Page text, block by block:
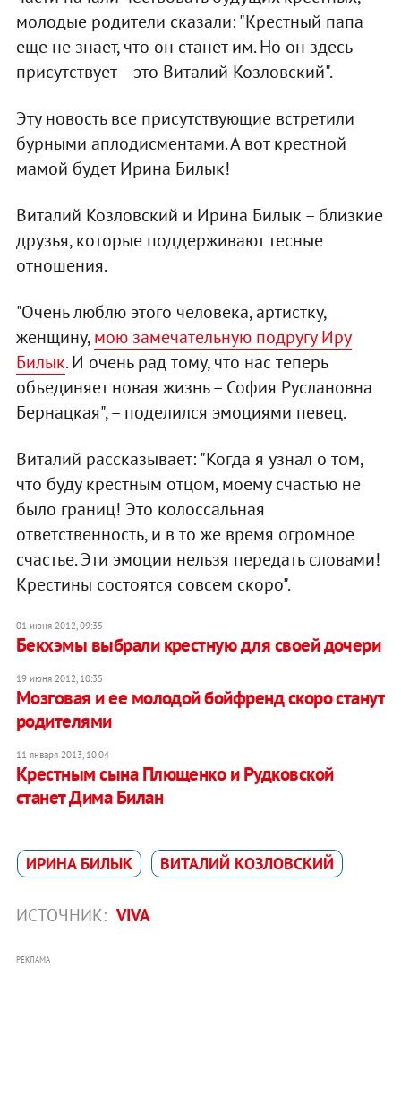
молодые родители сказали: "Крестный папа
еще не знает, что он станет им. Но он здесь
присутствует – это Виталий Козловский".
Эту новость все присутствующие встретили
бурными аплодисментами. А вот крестной
мамой будет Ирина Билык!
Виталий Козловский и Ирина Билык – близкие
друзья, которые поддерживают тесные
отношения.
"Очень люблю этого человека, артистку,
женщину,мою замечательную подругу Иру
Билык. И очень рад тому, что нас теперь
объединяет новая жизнь – София Руслановна
Бернацкая", – поделился эмоциями певец.
Виталий рассказывает: "Когда я узнал о том,
что буду крестным отцом, моему счастью не
было границ! Это колоссальная
ответственность, и в то же время огромное
счастье. Эти эмоции нельзя передать словами!
Крестины состоятся совсем скоро".
01 июня 2012, 09:35
Бекхэмы выбрали крестную для своей дочери
19 июня 2012, 10:35
Мозговая и ее молодой бойфренд скоро станут
родителями
11 января 2013, 10:04
Крестным сына Плющенко и Рудковской
станет Дима Билан
ИРИНА БИЛЫК ВИТАЛИЙ КОЗЛОВСКИЙ
ИСТОЧНИК: VIVA
РЕКЛАМА